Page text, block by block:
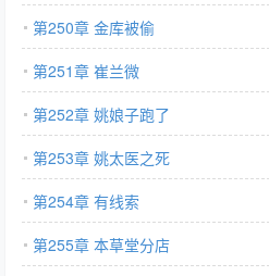
第250章 金库被偷
第251章 崔兰微
第252章 姚娘子跑了
第253章 姚太医之死
第254章 有线索
第255章 本草堂分店